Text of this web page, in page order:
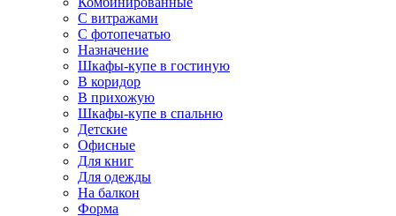
С витражами
С фотопечатью
Назначение
Шкафы-купе в гостиную
В коридор
В прихожую
Шкафы-купе в спальню
Детские
Офисные
Для книг
Для одежды
На балкон
Форма